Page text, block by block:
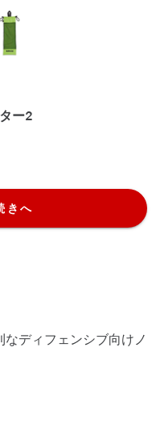
ー2
きへ
ディフェンシブ向けノ